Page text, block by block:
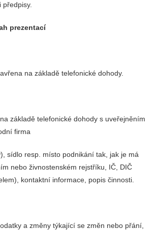
prezentací
na základě telefonické dohody.
základě telefonické dohody s uveřejněním
firma
sídlo resp. místo podnikání tak, jak je má
nebo živnostenském rejstříku, IČ, DIČ
kontaktní informace, popis činnosti.
a změny týkající se změn nebo přání,